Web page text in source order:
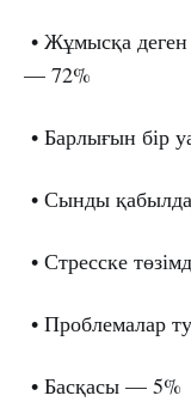
• Жұмысқа
— 72%
• Барлығын бір
• Сынды
• Стресске
• Проблемалар
• Басқасы — 5%